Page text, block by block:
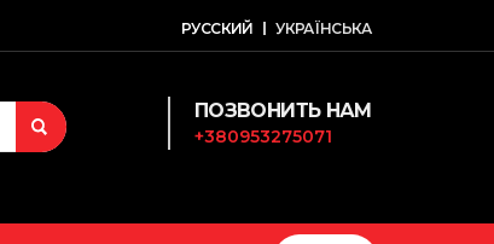
РУССКИЙ УКРАЇНСЬКА
ПОЗВОНИТЬ НАМ
+380953275071